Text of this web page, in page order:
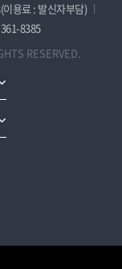
용료 : 발신자부담)
8385
RESERVED.